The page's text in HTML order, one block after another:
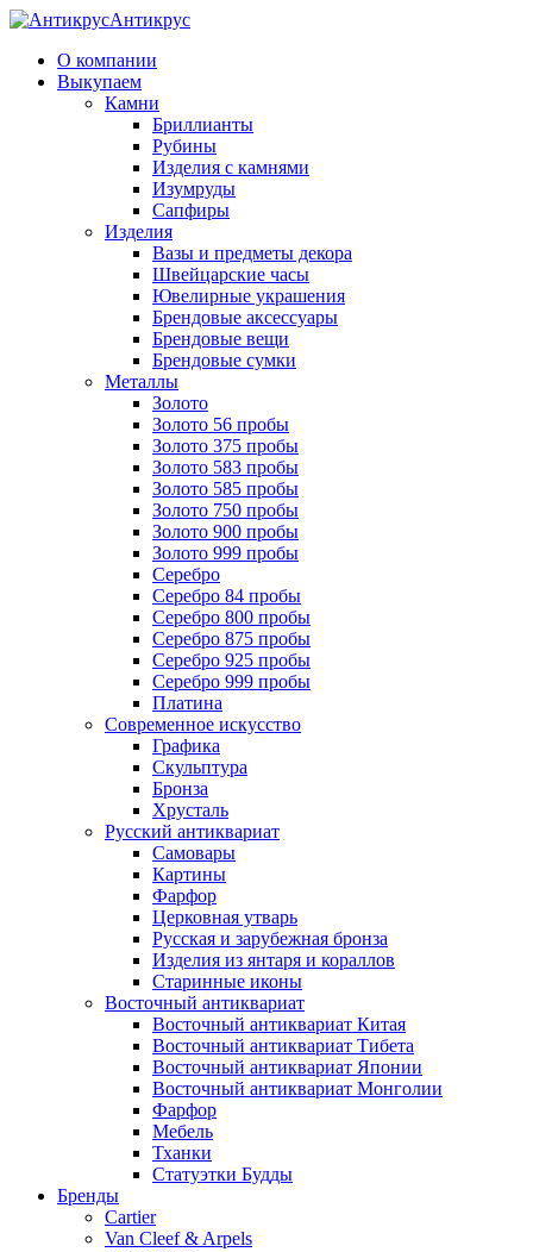
Антикрус
О компании
Выкупаем
Камни
Бриллианты
Рубины
Изделия с камнями
Изумруды
Сапфиры
Изделия
Вазы и предметы декора
Швейцарские часы
Ювелирные украшения
Брендовые аксессуары
Брендовые вещи
Брендовые сумки
Металлы
Золото
Золото 56 пробы
Золото 375 пробы
Золото 583 пробы
Золото 585 пробы
Золото 750 пробы
Золото 900 пробы
Золото 999 пробы
Серебро
Серебро 84 пробы
Серебро 800 пробы
Серебро 875 пробы
Серебро 925 пробы
Серебро 999 пробы
Платина
Современное искусство
Графика
Скульптура
Бронза
Хрусталь
Русский антиквариат
Самовары
Картины
Фарфор
Церковная утварь
Русская и зарубежная бронза
Изделия из янтаря и кораллов
Старинные иконы
Восточный антиквариат
Восточный антиквариат Китая
Восточный антиквариат Тибета
Восточный антиквариат Японии
Восточный антиквариат Монголии
Фарфор
Мебель
Тханки
Статуэтки Будды
Бренды
Cartier
Van Cleef & Arpels